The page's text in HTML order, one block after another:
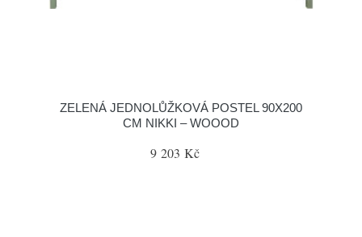
ZELENÁ JEDNOLŮŽKOVÁ POSTEL 90X200
CM NIKKI – WOOOD
9 203 Kč